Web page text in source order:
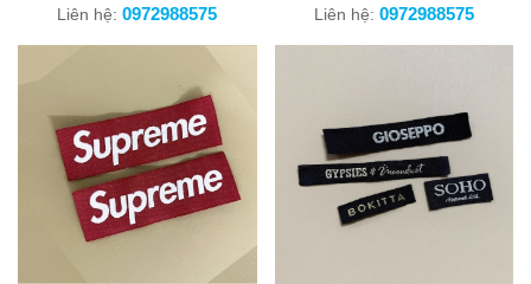
Liên hệ:0972988575 Liên hệ: 0972988575